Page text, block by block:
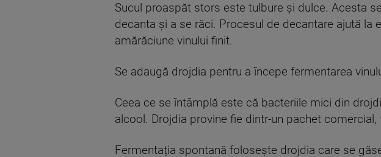
Sucul proaspăt stors este tulbure și dulce. Acesta
decanta și a se răci. Procesul de decantare ajută
amărăciune vinului finit.
Se adaugă drojdia pentru a începe fermentarea
Ceea ce se întâmplă este că bacteriile mici din
alcool. Drojdia provine fie dintr-un pachet
Fermentația spontană folosește drojdia care se